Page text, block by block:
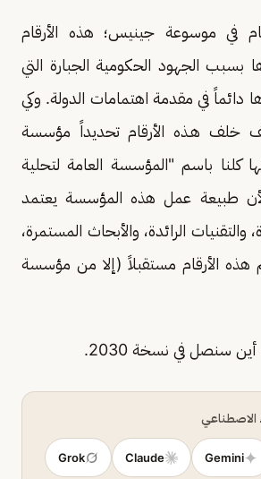
في موسوعة جينيس؛ هذه الأرقام
بسبب الجهود الحكومية الجبارة التي
دائماً في مقدمة اهتمامات الدولة. وكي
خلف هـذه الأرقام تحديداً مؤسسة
كلنا باسم "المؤسسة العامة لتحلية
ولأن طبيعة عمل هذه المؤسسة يعتمد
والتقنيات الرائدة، والأبحاث المستمرة،
الأرقام مستقبلاً (إلا من مؤسسة
سنصل في نسخة 2030.
الاصطناعي
Gemini
Claude
Grok